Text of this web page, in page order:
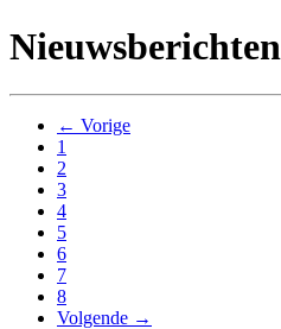
Nieuwsberichten
← Vorige
1
2
3
4
5
6
7
8
Volgende →